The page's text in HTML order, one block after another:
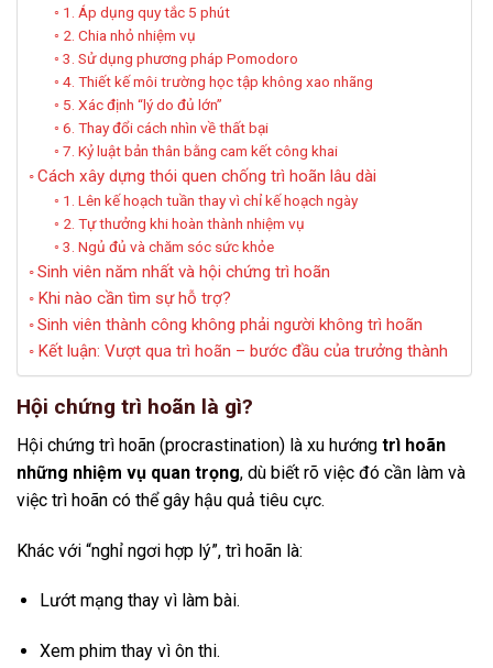
1. Áp dụng quy tắc 5 phút
2. Chia nhỏ nhiệm vụ
3. Sử dụng phương pháp Pomodoro
4. Thiết kế môi trường học tập không xao nhãng
5. Xác định “lý do đủ lớn”
6. Thay đổi cách nhìn về thất bại
7. Kỷ luật bản thân bằng cam kết công khai
Cách xây dựng thói quen chống trì hoãn lâu dài
1. Lên kế hoạch tuần thay vì chỉ kế hoạch ngày
2. Tự thưởng khi hoàn thành nhiệm vụ
3. Ngủ đủ và chăm sóc sức khỏe
Sinh viên năm nhất và hội chứng trì hoãn
Khi nào cần tìm sự hỗ trợ?
Sinh viên thành công không phải người không trì hoãn
Kết luận: Vượt qua trì hoãn – bước đầu của trưởng thành
Hội chứng trì hoãn là gì?
Hội chứng trì hoãn (procrastination) là xu hướng trì hoãn
những nhiệm vụ quan trọng, dù biết rõ việc đó cần làm và
việc trì hoãn có thể gây hậu quả tiêu cực.
Khác với “nghỉ ngơi hợp lý”, trì hoãn là:
Lướt mạng thay vì làm bài.
Xem phim thay vì ôn thi.